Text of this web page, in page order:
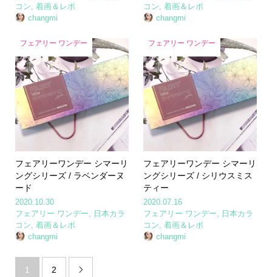
コン 着画＆レポ
changmi
コン ,着画＆レポ
changmi
フェアリー ワンデー
フェアリーワンデー シマーリ
ングシリーズ / ラベンダーヌ
ード
2020.10.30
フェアリー ワンデー, 日本カラ
コン, 着画＆レポ
changmi
フェアリー ワンデー
フェアリーワンデー シマーリ
ングシリーズ / シリウスミス
ティー
2020.07.16
フェアリー ワンデー, 日本カラ
コン,着画＆レポ
changmi
1 2 